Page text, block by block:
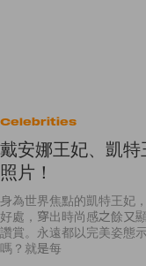
Celebrities
戴安娜王妃、凱
照片！
身為世界焦點的凱特王妃
好處，穿出時尚感之餘又
讚賞。永遠都以完美姿態
嗎？就是每